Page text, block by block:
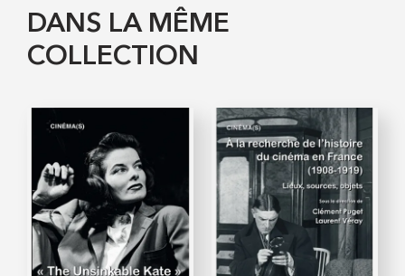
DANS LA MÊME
COLLECTION